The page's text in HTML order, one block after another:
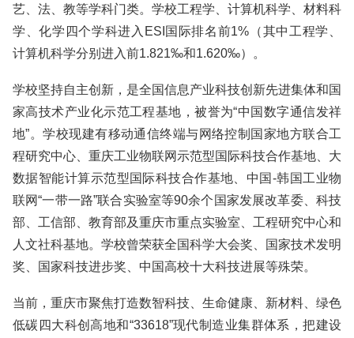
艺、法、教等学科门类。学校工程学、计算机科学、材料科
学、化学四个学科进入ESI国际排名前1%（其中工程学、
计算机科学分别进入前1.821‰和1.620‰）。
学校坚持自主创新，是全国信息产业科技创新先进集体和国
家高技术产业化示范工程基地，被誉为“中国数字通信发祥
地”。学校现建有移动通信终端与网络控制国家地方联合工
程研究中心、重庆工业物联网示范型国际科技合作基地、大
数据智能计算示范型国际科技合作基地、中国-韩国工业物
联网“一带一路”联合实验室等90余个国家发展改革委、科技
部、工信部、教育部及重庆市重点实验室、工程研究中心和
人文社科基地。学校曾荣获全国科学大会奖、国家技术发明
奖、国家科技进步奖、中国高校十大科技进展等殊荣。
当前，重庆市聚焦打造数智科技、生命健康、新材料、绿色
低碳四大科创高地和“33618”现代制造业集群体系，把建设